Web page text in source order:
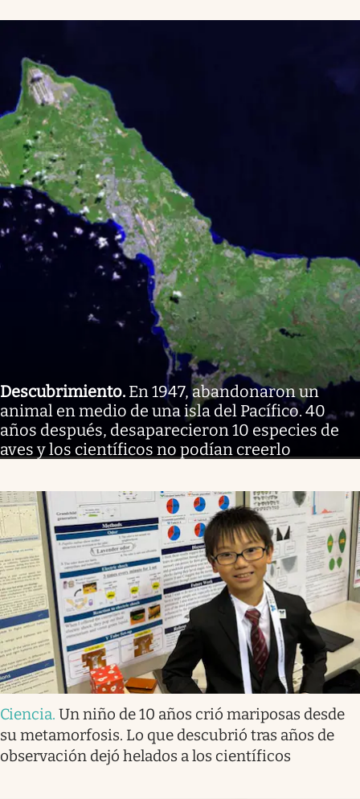
Descubrimiento. En 1947, abandonaron un
animal en medio de una isla del Pacífico. 40
años después, desaparecieron 10 especies de
aves y los científicos no podían creerlo
Ciencia. Un niño de 10 años crió mariposas desde
su metamorfosis. Lo que descubrió tras años de
observación dejó helados a los científicos